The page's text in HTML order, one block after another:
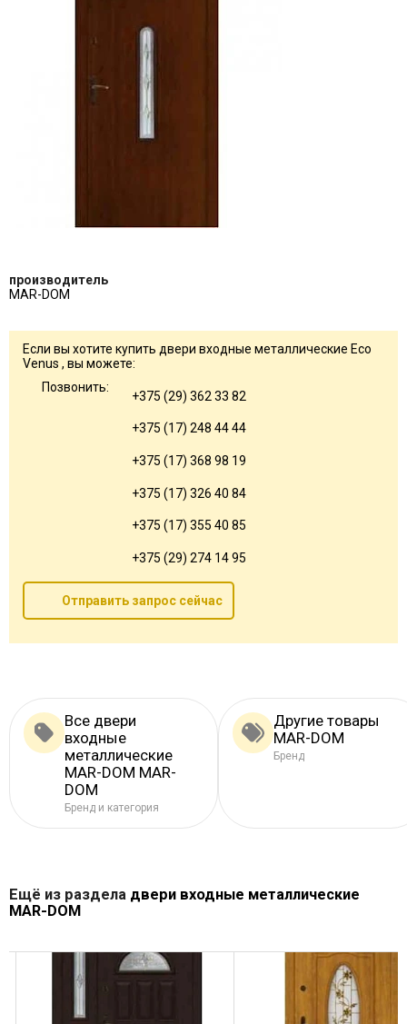
производитель
MAR-DOM
Если вы хотите купить двери входные металлические Eco
Venus , вы можете:
Позвонить:
+375 (29) 362 33 82
+375 (17) 248 44 44
+375 (17) 368 98 19
+375 (17) 326 40 84
+375 (17) 355 40 85
+375 (29) 274 14 95
Отправить запрос сейчас
Все двери
входные
металлические
MAR-DOM MAR-
DOM
Бренд и категория
Другие товары
MAR-DOM
Бренд
Ещё из раздела двери входные металлические
MAR-DOM